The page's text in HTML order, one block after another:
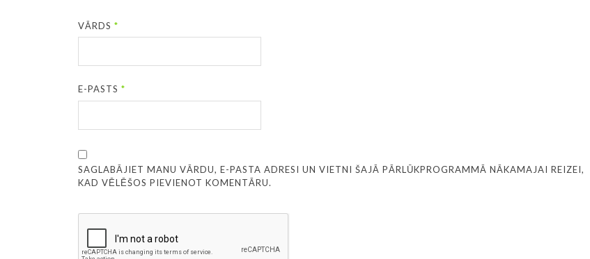
VĀRDS*
E-PASTS*
SAGLABĀJIET MANU VĀRDU, E-PASTA ADRESI UN VIETNI ŠAJĀ PĀRLŪKPROGRAMMĀ NĀKAMAJAI REIZEI,
KAD VĒLĒŠOS PIEVIENOT KOMENTĀRU.